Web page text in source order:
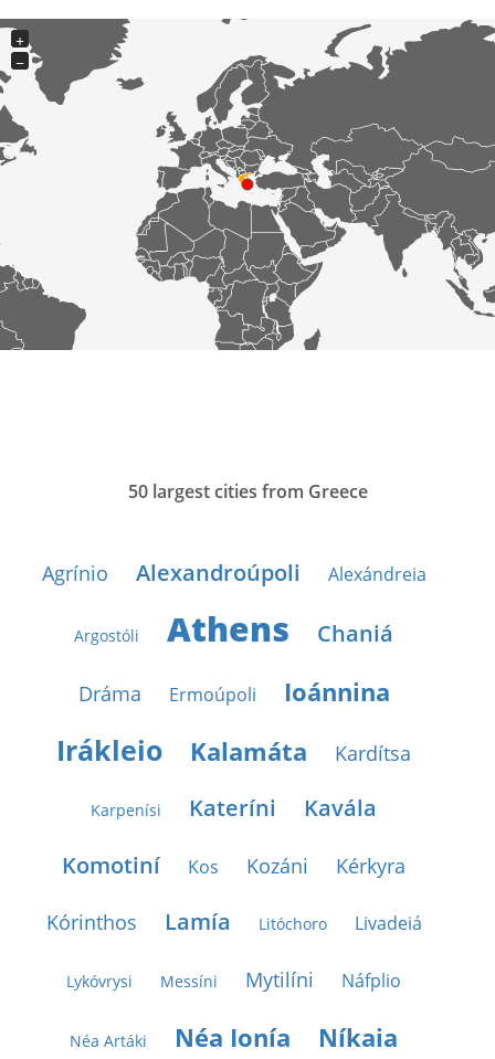
+
−
50 largest cities from Greece
Agrínio Alexandroúpoli Alexándreia
Argostóli Athens Chaniá
Dráma Ermoúpoli Ioánnina
Irákleio Kalamáta Kardítsa
Karpenísi Kateríni
Kavála
Komotiní
Kos Kozáni Kérkyra
Kórinthos Lamía Litóchoro Livadeiá
Lykóvrysi Messíni Mytilíni Náfplio
Néa Artáki Néa Ionía Níkaia